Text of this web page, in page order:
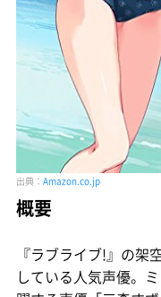
出典： Amazon.co.jp
概要
『ラブライブ!』の架
している人気声優。